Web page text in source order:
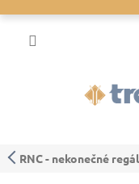
na
RNC - nekonečné